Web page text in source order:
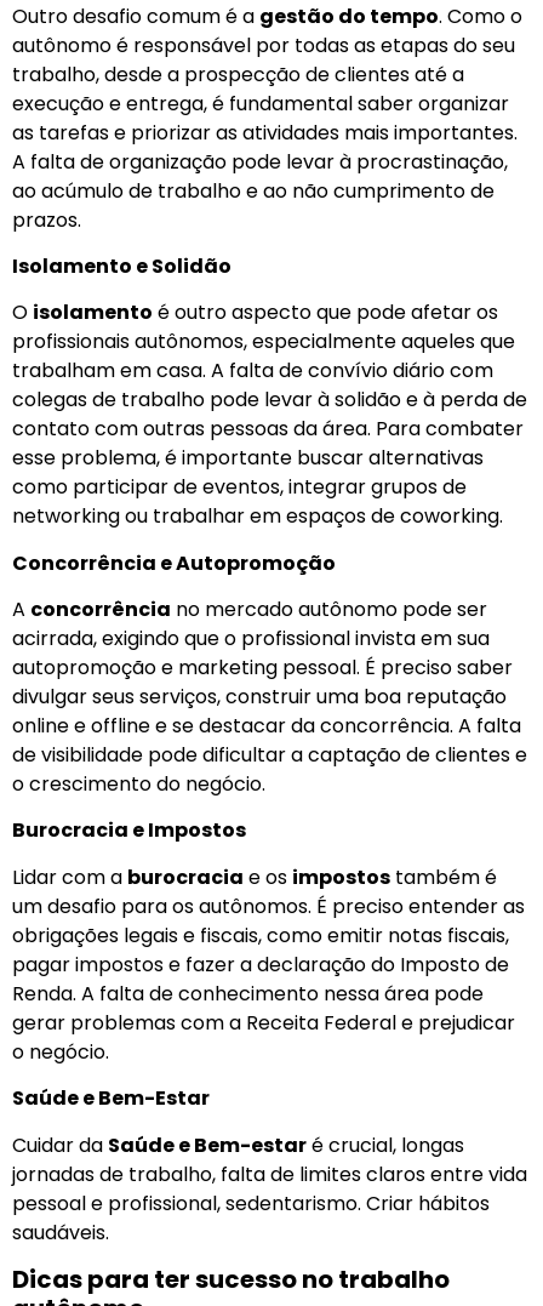
Outro desafio comum é a gestão do tempo. Como o
autônomo é responsável por todas as etapas do seu
trabalho, desde a prospecção de clientes até a
execução e entrega, é fundamental saber organizar
as tarefas e priorizar as atividades mais importantes.
A falta de organização pode levar à procrastinação,
ao acúmulo de trabalho e ao não cumprimento de
prazos.
Isolamento e Solidão
O isolamento é outro aspecto que pode afetar os
profissionais autônomos, especialmente aqueles que
trabalham em casa. A falta de convívio diário com
colegas de trabalho pode levar à solidão e à perda de
contato com outras pessoas da área. Para combater
esse problema, é importante buscar alternativas
como participar de eventos, integrar grupos de
networking ou trabalhar em espaços de coworking.
Concorrência e Autopromoção
A concorrência no mercado autônomo pode ser
acirrada, exigindo que o profissional invista em sua
autopromoção e marketing pessoal. É preciso saber
divulgar seus serviços, construir uma boa reputação
online e offline e se destacar da concorrência. A falta
de visibilidade pode dificultar a captação de clientes e
o crescimento do negócio.
Burocracia e Impostos
Lidar com a burocracia e os impostos também é
um desafio para os autônomos. É preciso entender as
obrigações legais e fiscais, como emitir notas fiscais,
pagar impostos e fazer a declaração do Imposto de
Renda. A falta de conhecimento nessa área pode
gerar problemas com a Receita Federal e prejudicar
o negócio.
Saúde e Bem-Estar
Cuidar da Saúde e Bem-estaré crucial, longas
jornadas de trabalho, falta de limites claros entre vida
pessoal e profissional, sedentarismo. Criar hábitos
saudáveis.
Dicas para ter sucesso no trabalho